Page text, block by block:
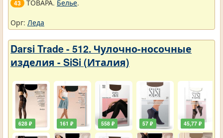
43 ТОВАРА. Белье.
Орг: Леда
Darsi Trade - 512. Чулочно-носочные
изделия - SiSi (Италия)
628 ₽ 161 ₽ 558 ₽ 57 ₽ 45,77 ₽